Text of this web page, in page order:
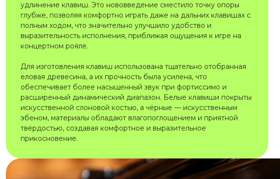
удлинение клавиш. Это нововведение сместило точку опоры
глубже, позволяя комфортно играть даже на дальних клавишах с
полным ходом, что значительно улучшило удобство и
выразительность исполнения, приближая ощущения к игре на
концертном рояле.
Для изготовления клавиш использована тщательно отобранная
еловая древесина, а их прочность была усилена, что
обеспечивает более насыщенный звук при фортиссимо и
расширенный динамический диапазон. Белые клавиши покрыты
искусственной слоновой костью, а чёрные — искусственным
эбеном, материалы обладают влагопоглощением и приятной
твёрдостью, создавая комфортное и выразительное
прикосновение.